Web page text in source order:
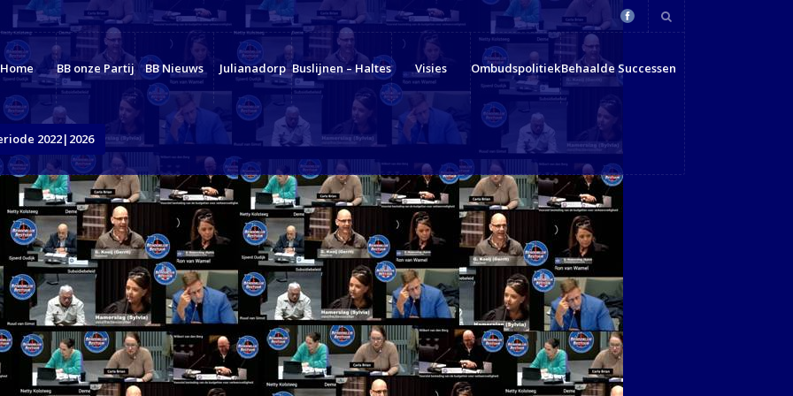
Home BB onze Partij BB Nieuws Julianadorp Buslijnen – Haltes Visies OmbudspolitiekBehaalde Successen
2022|2026